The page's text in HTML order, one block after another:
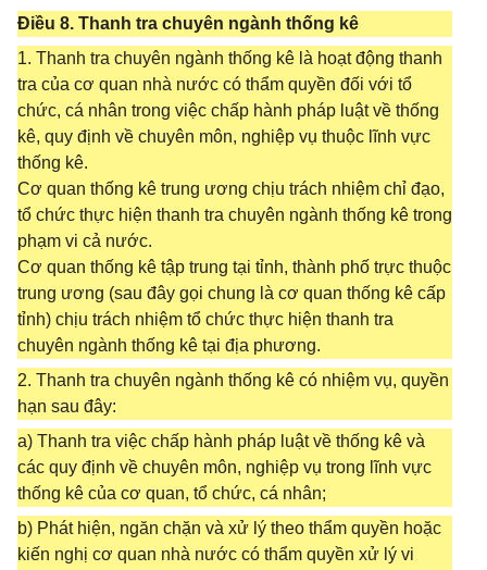
Điều 8. Thanh tra chuyên ngành thống kê
1. Thanh tra chuyên ngành thống kê là hoạt động thanh
tra của cơ quan nhà nước có thẩm quyền đối với tổ
chức, cá nhân trong việc chấp hành pháp luật về thống
kê, quy định về chuyên môn, nghiệp vụ thuộc lĩnh vực
thống kê.
Cơ quan thống kê trung ương chịu trách nhiệm chỉ đạo,
tổ chức thực hiện thanh tra chuyên ngành thống kê trong
phạm vi cả nước.
Cơ quan thống kê tập trung tại tỉnh, thành phố trực thuộc
trung ương (sau đây gọi chung là cơ quan thống kê cấp
tỉnh) chịu trách nhiệm tổ chức thực hiện thanh tra
chuyên ngành thống kê tại địa phương.
2. Thanh tra chuyên ngành thống kê có nhiệm vụ, quyền
hạn sau đây:
a) Thanh tra việc chấp hành pháp luật về thống kê và
các quy định về chuyên môn, nghiệp vụ trong lĩnh vực
thống kê của cơ quan, tổ chức, cá nhân;
b) Phát hiện, ngăn chặn và xử lý theo thẩm quyền hoặc
kiến nghị cơ quan nhà nước có thẩm quyền xử lý vi